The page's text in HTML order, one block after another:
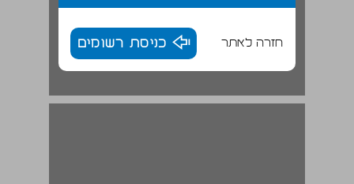
חזרה לאתר כניסת רשומים